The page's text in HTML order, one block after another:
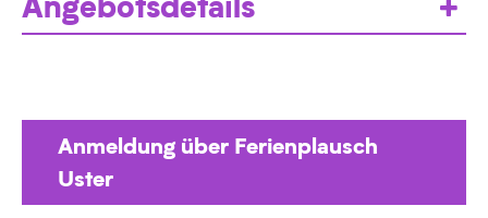
Anmeldung über Ferienplausch
Uster